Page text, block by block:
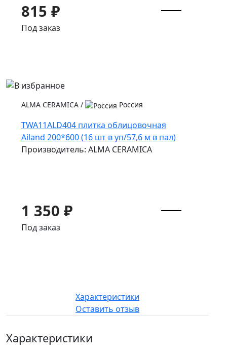
815 ₽
Под заказ
ALMA CERAMICA / Россия
TWA11ALD404 плитка облицовочная
Ailand 200*600 (16 шт в уп/57,6 м в пал)
Производитель: ALMA CERAMICA
1 350 ₽
Под заказ
Характеристики
Оставить отзыв
Характеристики